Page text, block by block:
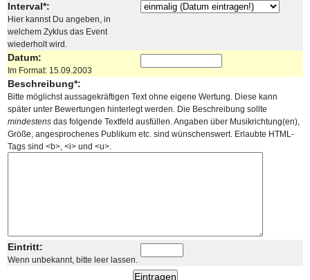
Interval*:
Hier kannst Du angeben, in
welchem Zyklus das Event
wiederholt wird.
Datum:
Im Format: 15.09.2003
Beschreibung*:
Bitte möglichst aussagekräftigen Text ohne eigene Wertung. Diese kann
später unter Bewertungen hinterlegt werden. Die Beschreibung sollte
mindestens das folgende Textfeld ausfüllen. Angaben über Musikrichtung(en),
Größe, angesprochenes Publikum etc. sind wünschenswert. Erlaubte HTML-
Tags sind <b>, <i> und <u>.
Eintritt:
Wenn unbekannt, bitte leer lassen.